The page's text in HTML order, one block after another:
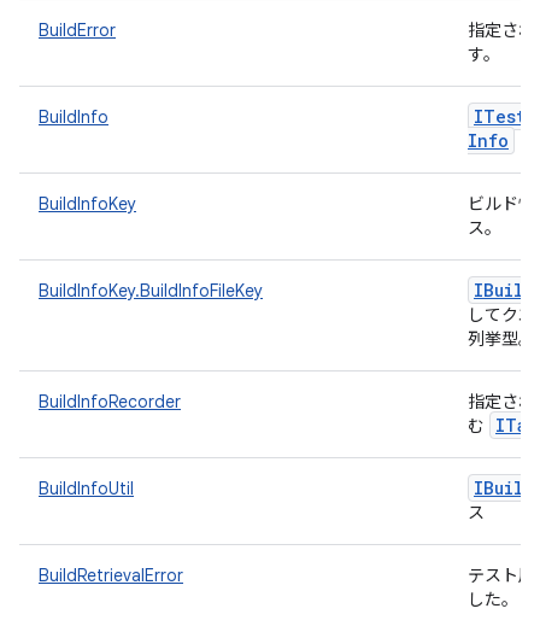
BuildError
指定さ
す。
BuildInfo ITest
Info
BuildInfoKey
ビルド
ス。
BuildInfoKey.BuildInfoFileKey IBuild
してク
列挙型。
BuildInfoRecorder
指定さ
む
BuildInfoUtil IBuild
ス
BuildRetrievalError
テスト
した。